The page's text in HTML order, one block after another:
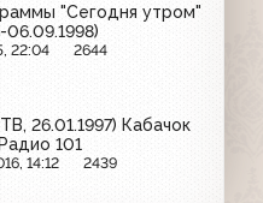
"Сегодня утром"
06.09.1998)
22:04 2644
26.01.1997) Кабачок
101
14:12 2439